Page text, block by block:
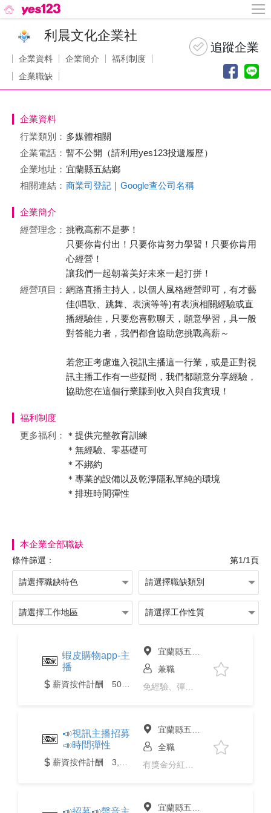
利晨文化企業社
企業資料 企業簡介
福利制度
企業職缺
企業資料
行業類別： 多媒體相關
企業電話： 暫不公開（請利用yes123投遞履歷）
企業地址： 宜蘭縣五結鄉
相關連結： 商業司登記 ｜ Google查公司名稱
企業簡介
經營理念： 挑戰高薪不是夢！
只要你肯付出！只要你肯努力學習！只要你肯用
心經營！
讓我們一起朝著美好未來一起打拼！
經營項目： 網路直播主持人，以個人風格經營即可，有才藝
佳(唱歌、跳舞、表演等等)有表演相關經驗或直
播經驗佳，只要您喜歡聊天，願意學習，具一般
對答能力者，我們都會協助您挑戰高薪～
若您正考慮進入視訊主播這一行業，或是正對視
訊主播工作有一些疑問，我們都願意分享經驗，
協助您在這個行業賺到收入與自我實現！
福利制度
更多福利：
＊提供完整教育訓練
＊無經驗、零基礎可
＊不綁約
＊專業的設備以及乾淨隱私單純的環境
＊排班時間彈性
本企業全部職缺
條件篩選： 第1/1頁
蝦皮購物app-主
播
宜蘭縣五結鄉
兼職
免經驗、彈性上下班
📣視訊主播招募
📣時間彈性
宜蘭縣五結鄉
全職
有獎金分紅、免經驗、彈性上下班
宜蘭縣五結鄉